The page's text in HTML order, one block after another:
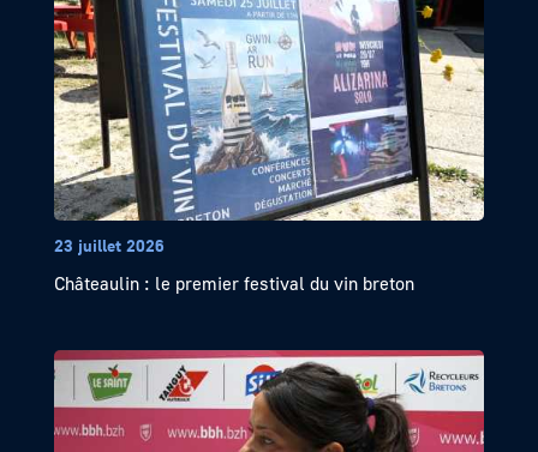
23 juillet 2026
Châteaulin : le premier festival du vin breton